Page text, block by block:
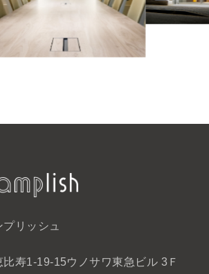
リッシュ
寿1-19-15ウノサワ東急ビル 3Ｆ